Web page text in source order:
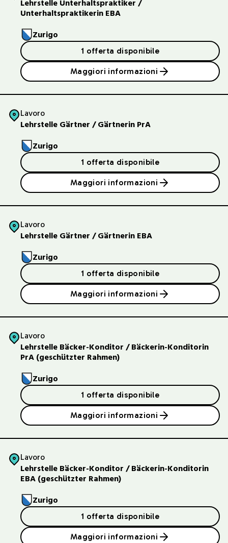
Lehrstelle Unterhaltspraktiker /
Unterhaltspraktikerin EBA
Zurigo
1 offerta disponibile
Maggiori informazioni
Lavoro
Lehrstelle Gärtner / Gärtnerin PrA
Zurigo
1 offerta disponibile
Maggiori informazioni
Lavoro
Lehrstelle Gärtner / Gärtnerin EBA
Zurigo
1 offerta disponibile
Maggiori informazioni
Lavoro
Lehrstelle Bäcker-Konditor / Bäckerin-Konditorin
PrA (geschützter Rahmen)
Zurigo
1 offerta disponibile
Maggiori informazioni
Lavoro
Lehrstelle Bäcker-Konditor / Bäckerin-Konditorin
EBA (geschützter Rahmen)
Zurigo
1 offerta disponibile
Maggiori informazioni